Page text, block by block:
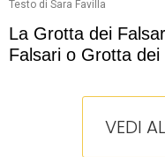
Testo di Sara Favilla
La Grotta dei
Falsari o Grotta
VEDI